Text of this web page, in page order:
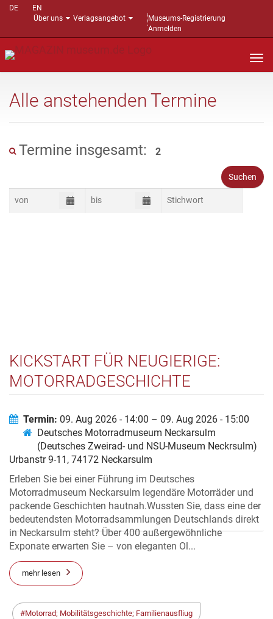
DE
EN
Über uns
Verlagsangebot
Museums-Registrierung
Anmelden
Alle anstehenden Termine
Termine insgesamt: 2
KICKSTART FÜR NEUGIERIGE:
MOTORRADGESCHICHTE
Termin: 09. Aug 2026 - 14:00 – 09. Aug 2026 - 15:00
Deutsches Motorradmuseum Neckarsulm
(Deutsches Zweirad- und NSU-Museum Neckrsulm)
Urbanstr 9-11, 74172 Neckarsulm
Erleben Sie bei einer Führung im Deutsches
Motorradmuseum Neckarsulm legendäre Motorräder und
packende Geschichten hautnah.Wussten Sie, dass eine der
bedeutendsten Motorradsammlungen Deutschlands direkt
in Neckarsulm steht? Über 400 außergewöhnliche
Exponate erwarten Sie – von eleganten Ol...
mehr lesen
Motorrad; Mobilitätsgeschichte; Familienausfliug